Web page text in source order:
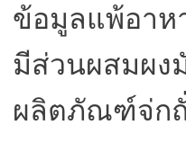
ข้อมูลแพ้อาห
มีส่วนผสมผง
ผลิตภัณฑ์จ่กถั่